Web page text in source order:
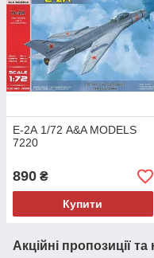
Е-2А 1/72 A&A MODELS
7220
890 ₴
Купити
Акційні пропозиції